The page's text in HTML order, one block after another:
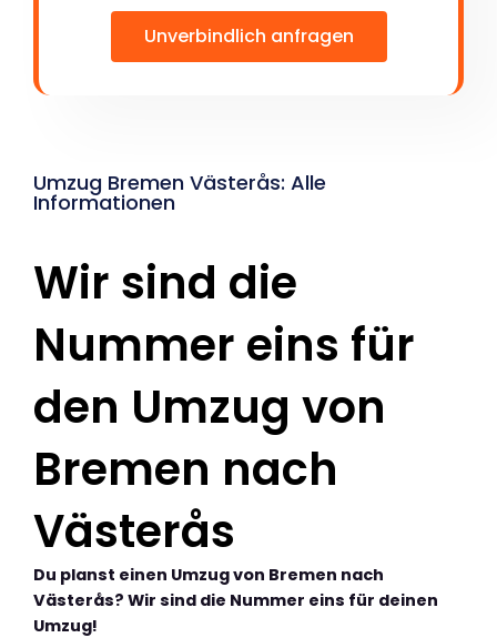
Unverbindlich anfragen
Umzug Bremen Västerås: Alle
Informationen
Wir sind die
Nummer eins für
den Umzug von
Bremen nach
Västerås
Du planst einen Umzug von Bremen nach
Västerås? Wir sind die Nummer eins für deinen
Umzug!